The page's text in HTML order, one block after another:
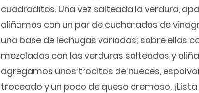
cuadraditos. Una vez salteada la verdura,
aliñamos con un par de cucharadas de
una base de lechugas variadas; sobre ellas
mezcladas con las verduras salteadas y
agregamos unos trocitos de nueces,
troceado y un poco de queso cremoso.